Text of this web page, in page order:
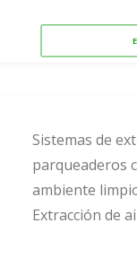
Sistemas de
parqueaderos
ambiente
Extracción de